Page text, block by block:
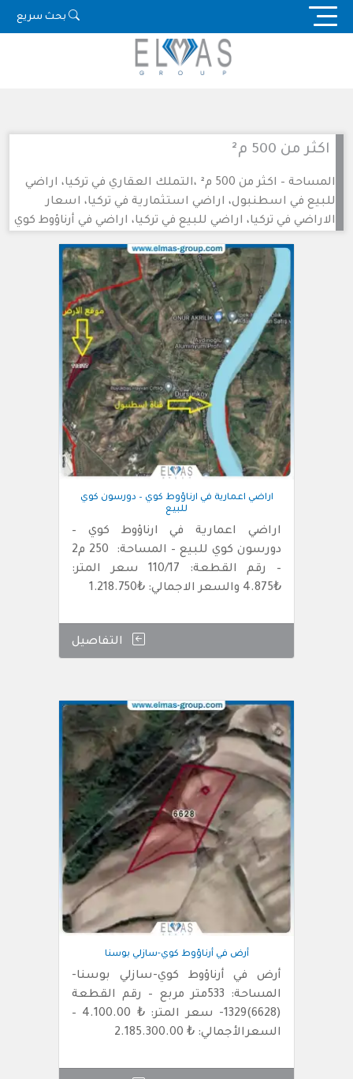
Skip
بحث سريع
اكثر من 500 م²
المساحة – اكثر من 500 م² ،التملك العقاري في تركيا، اراضي
للبيع في اسطنبول، اراضي استثمارية في تركيا، اسعار
الاراضي في تركيا، اراضي للبيع في تركيا، اراضي في أرناؤوط كوي
اراضي اعمارية في ارناؤوط كوي – دورسون كوي
للبيع
اراضي اعمارية في ارناؤوط كوي –
دورسون كوي للبيع – المساحة: 250 م2
– رقم القطعة: 110/17 سعر المتر:
₺4.875 والسعر الاجمالي: ₺1.218.750
التفاصيل
أرض في أرناؤوط كوي-سازلي بوسنا
أرض في أرناؤوط كوي-سازلي بوسنا-
المساحة: 533متر مربع – رقم القطعة
(6628)1329- سعر المتر: ₺ 4.100.00 –
السعرالأجمالي: ₺ 2.185.300.00